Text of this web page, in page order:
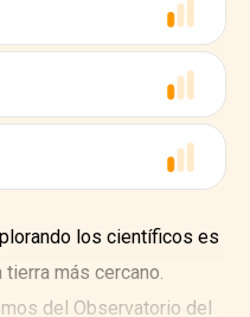
los científicos es
más cercano.
del Observatorio del